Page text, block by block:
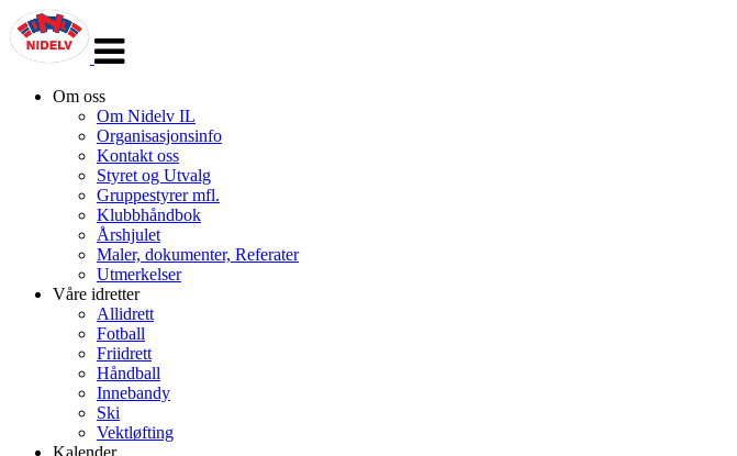
navigasjon
Om oss
Om Nidelv IL
Organisasjonsinfo
Kontakt oss
Styret og Utvalg
Gruppestyrer mfl.
Klubbhåndbok
Årshjulet
Maler, dokumenter, Referater
Utmerkelser
Våre idretter
Allidrett
Fotball
Friidrett
Håndball
Innebandy
Ski
Vektløfting
Kalender